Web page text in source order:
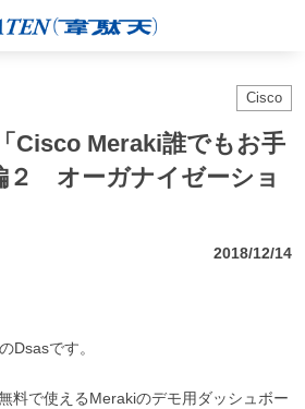
Cisco
Cisco Meraki誰でもお手
２ オーガナイゼーショ
2018/12/14
Dsasです。
料で使えるMerakiのデモ用ダッシュボー